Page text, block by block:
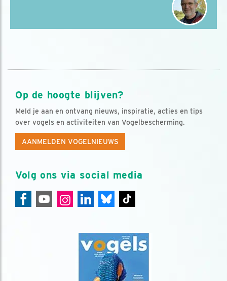
Op de hoogte blijven?
Meld je aan en ontvang nieuws, inspiratie, acties en tips
over vogels en activiteiten van Vogelbescherming.
AANMELDEN VOGELNIEUWS
Volg ons via social media